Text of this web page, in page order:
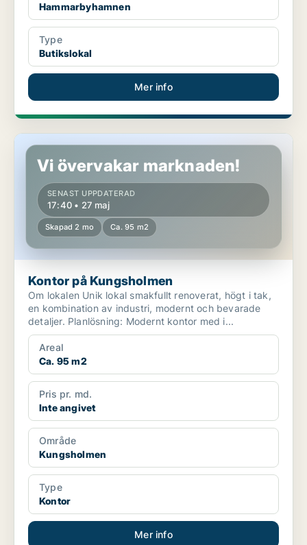
Hammarbyhamnen
Type
Butikslokal
Mer info
Kontor på Kungsholmen
Vi övervakar marknaden!
SENAST UPPDATERAD
17:40 • 27 maj
Skapad 2 mo Ca. 95 m2
Kontor på Kungsholmen
Om lokalen Unik lokal smakfullt renoverat, högt i tak,
en kombination av industri, modernt och bevarade
detaljer. Planlösning: Modernt kontor med i...
Areal
Ca. 95 m2
Pris pr. md.
Inte angivet
Område
Kungsholmen
Type
Kontor
Mer info